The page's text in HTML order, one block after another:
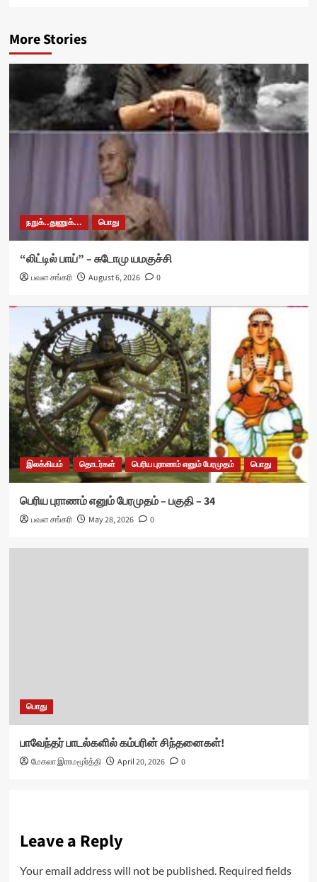
More Stories
நறுக்..துணுக்... பொது
“லிட்டில் பாய்” – சுடோமு யமகுச்சி
பவள சங்கரி August 6, 2026 0
இலக்கியம் தொடர்கள் பெரிய புராணம் எனும் பேரமுதம் பொது
பெரிய புராணம் எனும் பேரமுதம் – பகுதி – 34
பவள சங்கரி May 28, 2026 0
பொது
பாவேந்தர் பாடல்களில் கம்பரின் சிந்தனைகள்!
மேகலா இராமமூர்த்தி April 20, 2026 0
Leave a Reply
Your email address will not be published. Required fields